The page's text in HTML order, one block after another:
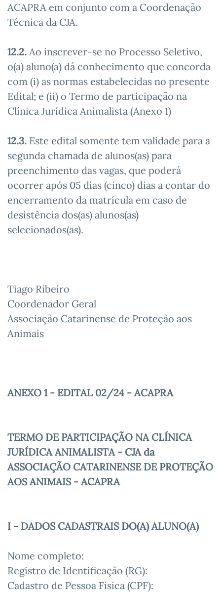
ACAPRA em conjunto com a Coordenação
Técnica da CJA.
12.2. Ao inscrever-se no Processo Seletivo,
o(a) aluno(a) dá conhecimento que concorda
com (i) as normas estabelecidas no presente
Edital; e (ii) o Termo de participação na
Clínica Jurídica Animalista (Anexo 1)
12.3. Este edital somente tem validade para a
segunda chamada de alunos(as) para
preenchimento das vagas, que poderá
ocorrer após 05 dias (cinco) dias a contar do
encerramento da matrícula em caso de
desistência dos(as) alunos(as)
selecionados(as).
Tiago Ribeiro
Coordenador Geral
Associação Catarinense de Proteção aos
Animais
ANEXO 1 - EDITAL 02/24 - ACAPRA
TERMO DE PARTICIPAÇÃO NA CLÍNICA
JURÍDICA ANIMALISTA - CJA da
ASSOCIAÇÃO CATARINENSE DE PROTEÇÃO
AOS ANIMAIS - ACAPRA
I - DADOS CADASTRAIS DO(A) ALUNO(A)
Nome completo:
Registro de Identificação (RG):
Cadastro de Pessoa Física (CPF):